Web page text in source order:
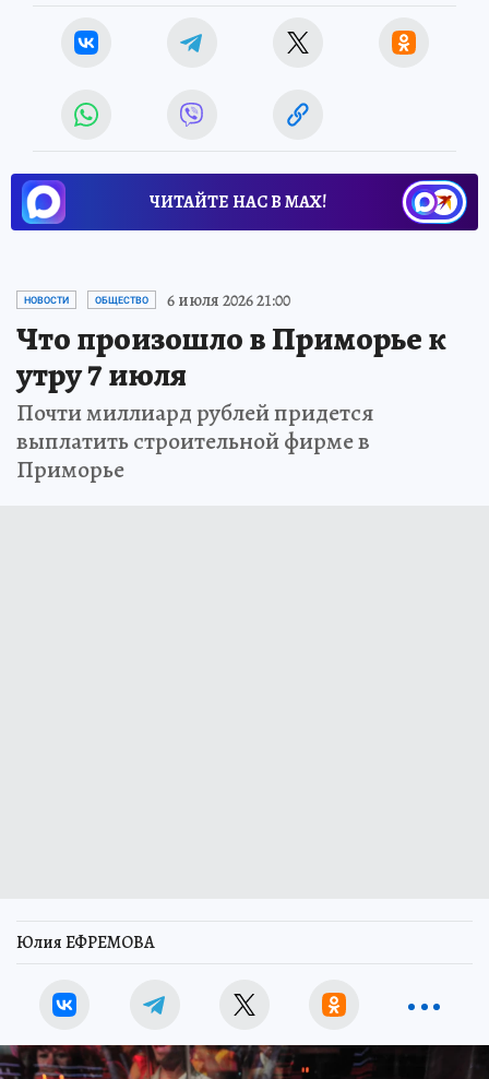
ЧИТАЙТЕ НАС В МАХ!
НОВОСТИ ОБЩЕСТВО 6 июля 2026 21:00
Что произошло в Приморье к
утру 7 июля
Почти миллиард рублей придется
выплатить строительной фирме в
Приморье
Юлия ЕФРЕМОВА